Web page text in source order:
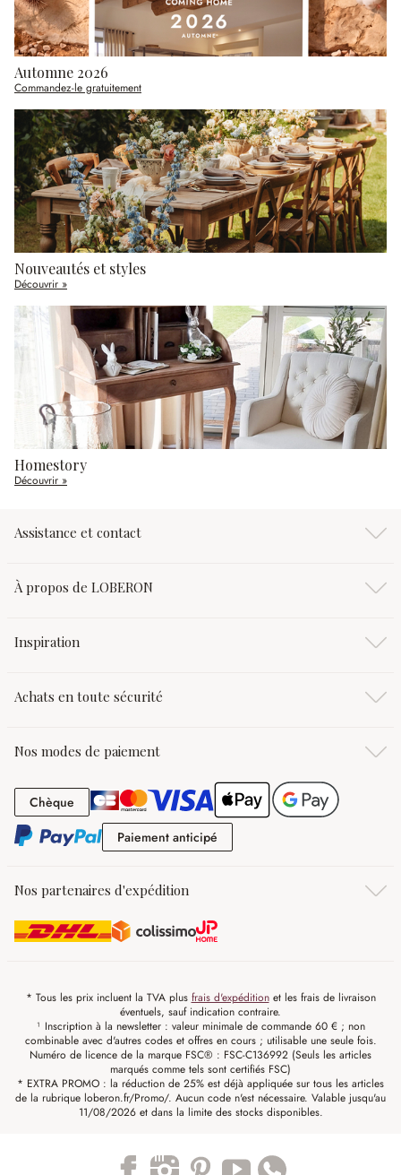
Automne 2026
Commandez-le gratuitement
Nouveautés et styles
Découvrir »
Homestory
Découvrir »
Assistance et contact
À propos de LOBERON
Inspiration
Achats en toute sécurité
Nos modes de paiement
Chèque Chèque
Paiement anticipé
Nos partenaires d'expédition
* Tous les prix incluent la TVA plus frais d'expéditionet les frais de livraison
éventuels, sauf indication contraire.
¹ Inscription à la newsletter : valeur minimale de commande 60 € ; non
combinable avec d'autres codes et offres en cours ; utilisable une seule fois.
Numéro de licence de la marque FSC® : FSC-C136992 (Seuls les articles
marqués comme tels sont certifiés FSC)
* EXTRA PROMO : la réduction de 25% est déjà appliquée sur tous les articles
de la rubrique loberon.fr/Promo/. Aucun code n'est nécessaire. Valable jusqu'au
11/08/2026 et dans la limite des stocks disponibles.